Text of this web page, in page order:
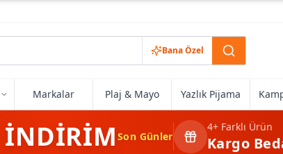
Bana Özel
Markalar Plaj & Mayo Yazlık Pijama
İNDİRİMSon Günler
4+Farklı Ürün
Kargo